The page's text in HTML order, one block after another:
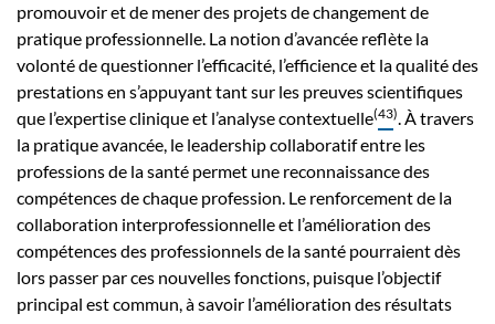
promouvoir et de mener des projets de changement de
pratique professionnelle. La notion d’avancée reflète la
volonté de questionner l’efficacité, l’efficience et la qualité des
prestations en s’appuyant tant sur les preuves scientifiques
que l’expertise clinique et l’analyse contextuelle(43). À travers
la pratique avancée, le leadership collaboratif entre les
professions de la santé permet une reconnaissance des
compétences de chaque profession. Le renforcement de la
collaboration interprofessionnelle et l’amélioration des
compétences des professionnels de la santé pourraient dès
lors passer par ces nouvelles fonctions, puisque l’objectif
principal est commun, à savoir l’amélioration des résultats